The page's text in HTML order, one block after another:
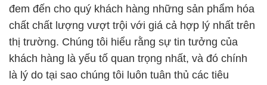
đem đến cho quý khách hàng những sản phẩm hóa
chất chất lượng vượt trội với giá cả hợp lý nhất trên
thị trường. Chúng tôi hiểu rằng sự tin tưởng của
khách hàng là yếu tố quan trọng nhất, và đó chính
là lý do tại sao chúng tôi luôn tuân thủ các tiêu